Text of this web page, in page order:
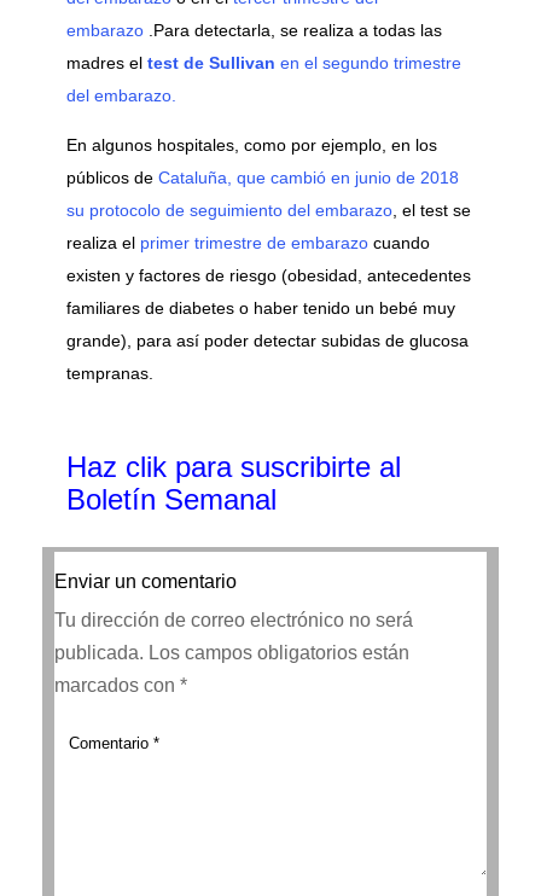
embarazo.Para detectarla, se realiza a todas las
madres el test de Sullivan en el segundo trimestre
del embarazo.
En algunos hospitales, como por ejemplo, en los
públicos de Cataluña, que cambió en junio de 2018
su protocolo de seguimiento del embarazo, el test se
realiza el primer trimestre de embarazocuando
existen y factores de riesgo (obesidad, antecedentes
familiares de diabetes o haber tenido un bebé muy
grande), para así poder detectar subidas de glucosa
tempranas.
Haz clik para suscribirte al
Boletín Semanal
Enviar un comentario
Tu dirección de correo electrónico no será
publicada. Los campos obligatorios están
marcados con *